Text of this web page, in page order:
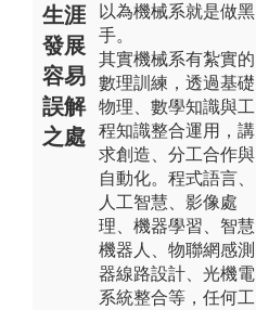
生涯
發展
容易
誤解
之處
以為機械系就是做黑
手。
其實機械系有紮實的
數理訓練，透過基礎
物理、數學知識與工
程知識整合運用，講
求創造、分工合作與
自動化。程式語言、
人工智慧、影像處
理、機器學習、智慧
機器人、物聯網感測
器線路設計、光機電
系統整合等，任何工